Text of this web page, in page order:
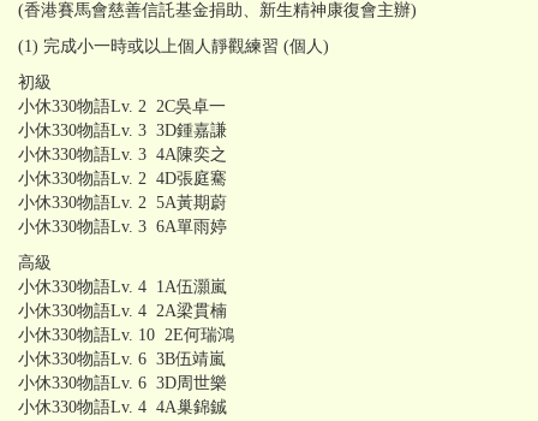
(香港賽馬會慈善信託基金捐助、新生精神康復會主辦)
(1) 完成小一時或以上個人靜觀練習 (個人)
初級
小休330物語Lv. 2 2C吳卓一
小休330物語Lv. 3 3D鍾嘉謙
小休330物語Lv. 3 4A陳奕之
小休330物語Lv. 2 4D張庭騫
小休330物語Lv. 2 5A黃期蔚
小休330物語Lv. 3 6A單雨婷
高級
小休330物語Lv. 4 1A伍灝嵐
小休330物語Lv. 4 2A梁貫楠
小休330物語Lv. 10 2E何瑞鴻
小休330物語Lv. 6 3B伍靖嵐
小休330物語Lv. 6 3D周世樂
小休330物語Lv. 4 4A巢錦鋮